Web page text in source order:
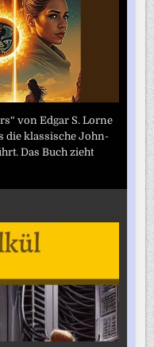
von Edgar S. Lorne
die klassische John-
Das Buch zieht